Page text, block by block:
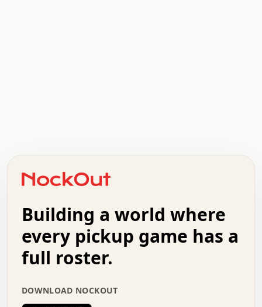
+   .   .   .   .   .   .   .   .   .   +   .   .
.   .   .   .   .   .   .   .   .   .   .   :   .
.   .   .   .   +   .   .   .   .   .   .   .   +
.   :   .   .   .   .   .   .   .   .   o   .   .
.   .   x   .   .   .   .   .   .   :   .   .   o
.   .   .   .   :   .   .   .   .   o   .   .   .
.   .   .   .   .   .   .   :   .   .   .   .   .
.   .   .   .   .   .   .   +   .   .   x   .   .
Building a world where
every pickup game has a
full roster.
DOWNLOAD NOCKOUT